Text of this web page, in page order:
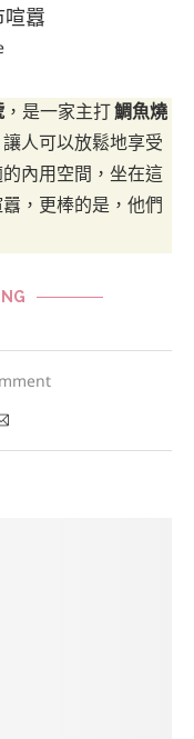
喧囂
，是一家主打鯛魚燒
人可以放鬆地享受
內用空間，坐在這
，更棒的是，他們